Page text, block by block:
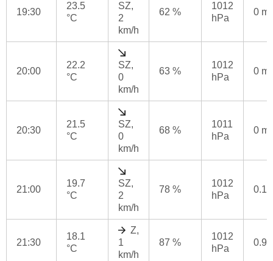
19:30
23.5
°C
SZ,
2
km/h
62 %
1012
hPa
0
20:00
22.2
°C
SZ,
0
km/h
63 %
1012
hPa
0
20:30
21.5
°C
SZ,
0
km/h
68 %
1011
hPa
0
21:00
19.7
°C
SZ,
2
km/h
78 %
1012
hPa
0.1
21:30
18.1
°C
Z,
1
km/h
87 %
1012
hPa
0.9